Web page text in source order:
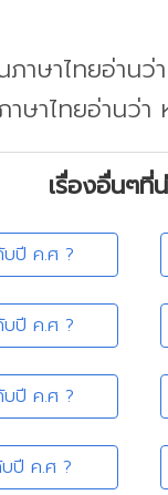
าษาไทยอ่านว่
าษาไทยอ่านว่
เรื่องอื่นๆที่
ปี ค.ศ ?
ปี ค.ศ ?
ปี ค.ศ ?
ปี ค.ศ ?